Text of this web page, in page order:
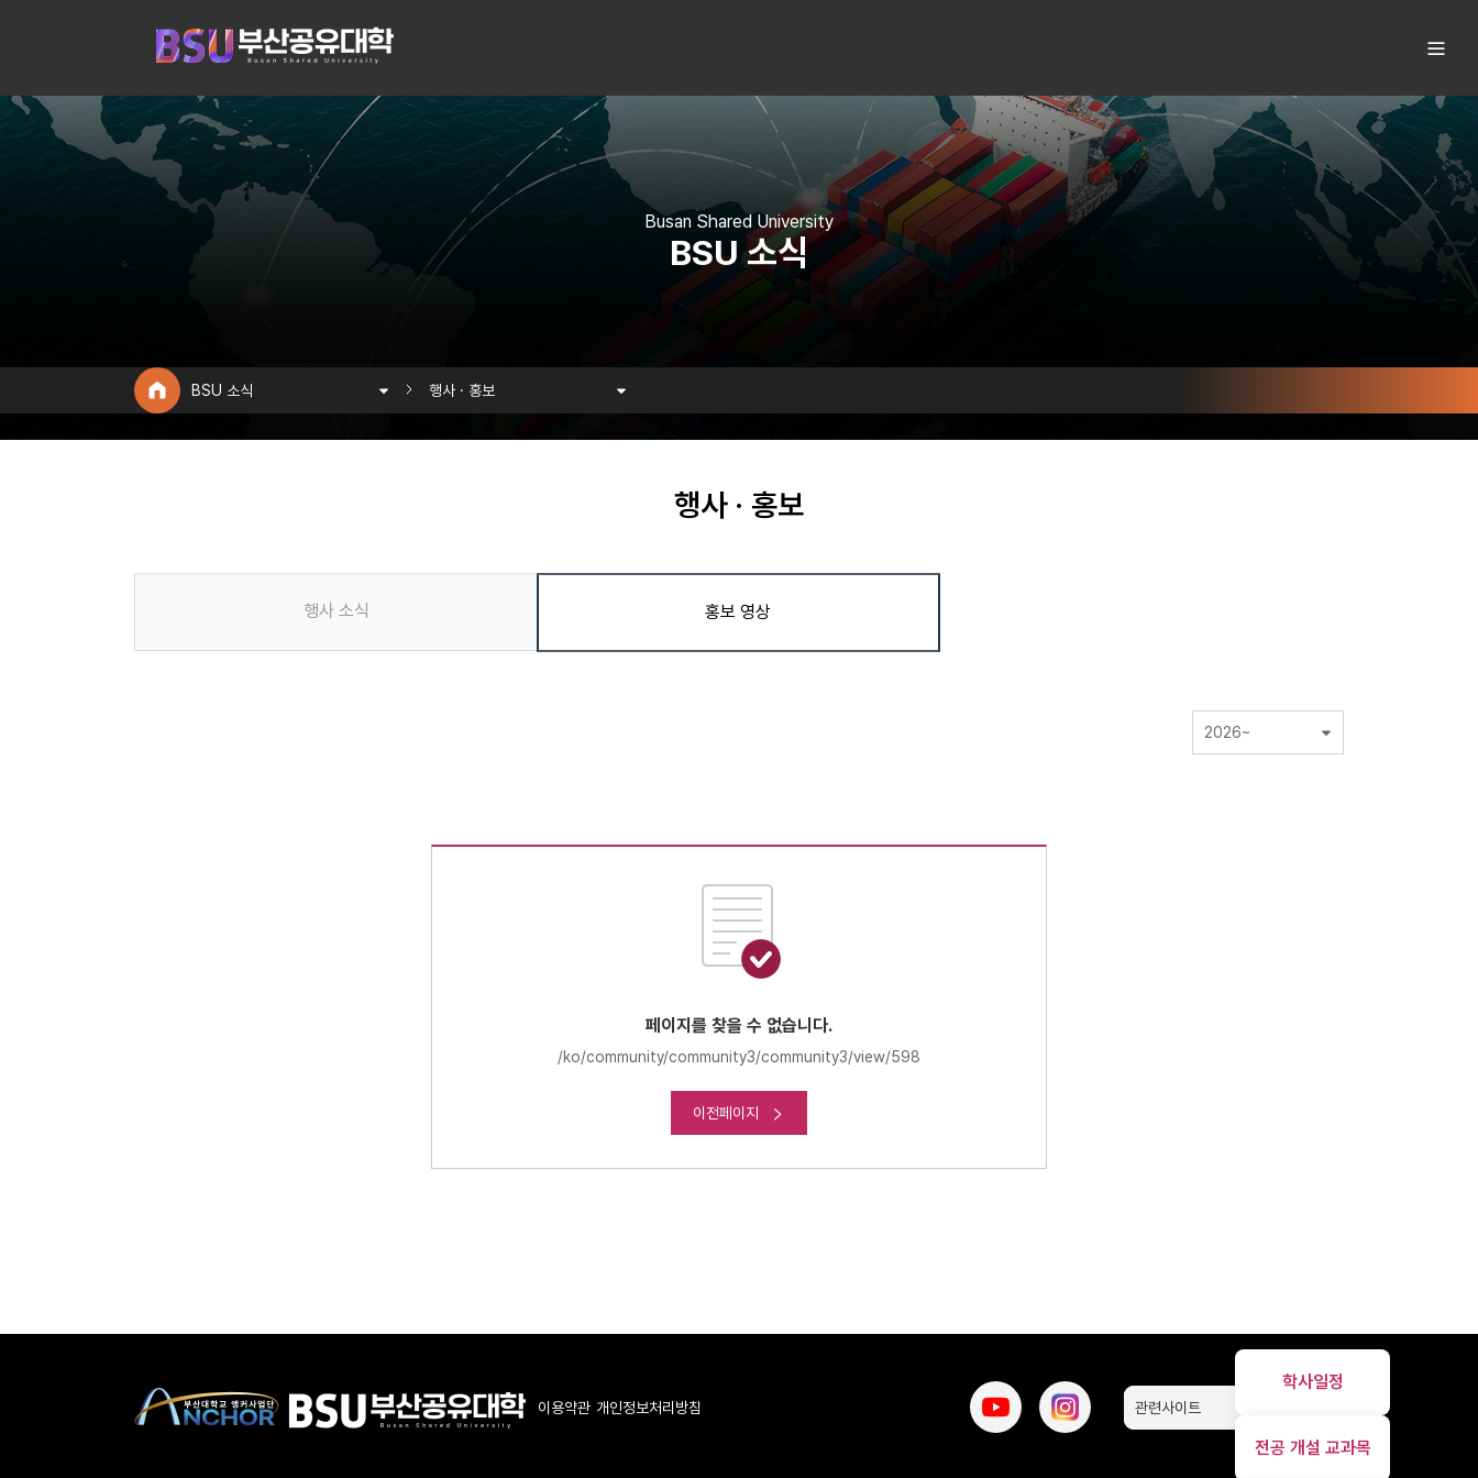
Busan Shared University
BSU 소식
BSU 소식 행사 · 홍보
행사 · 홍보
행사 소식 홍보 영상
2026~
페이지를 찾을 수 없습니다.
/ko/community/community3/community3/view/598
이전페이지
이용약관 개인정보처리방침 관련사이트
학사일정
전공 개설 교과목